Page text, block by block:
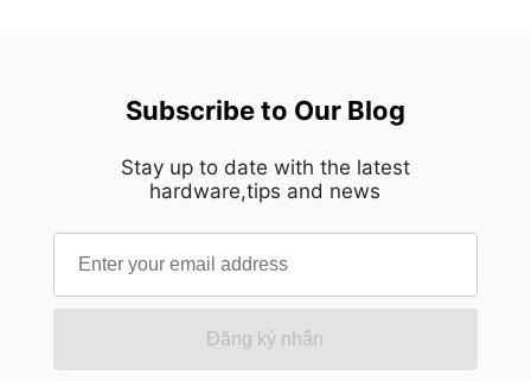
Subscribe to Our Blog
Stay up to date with the latest
hardware,tips and news
Đăng ký nhận